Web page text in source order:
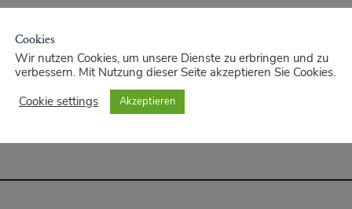
Cookies
Wir nutzen Cookies, um unsere Dienste zu erbringen und zu
verbessern. Mit Nutzung dieser Seite akzeptieren Sie Cookies.
Cookie settings
Akzeptieren